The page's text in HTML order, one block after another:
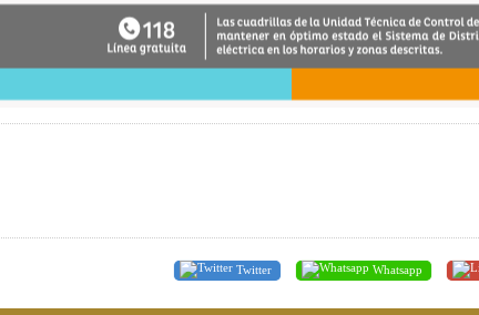
Twitter Whatsapp